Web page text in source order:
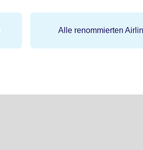
Alle renommierten